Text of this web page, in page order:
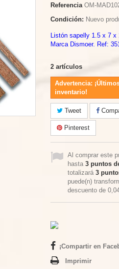
Referencia OM-
Condición: Nuevo
Listón sapelly 1.5 x 7 x
Marca Dismoer. Ref:
2 artículos
Advertencia:
inventario!
Tweet
Pinterest
Al comprar este
hasta 3 puntos
totalizará 3
puede(n)
descuento de
¡Compartir en
Imprimir